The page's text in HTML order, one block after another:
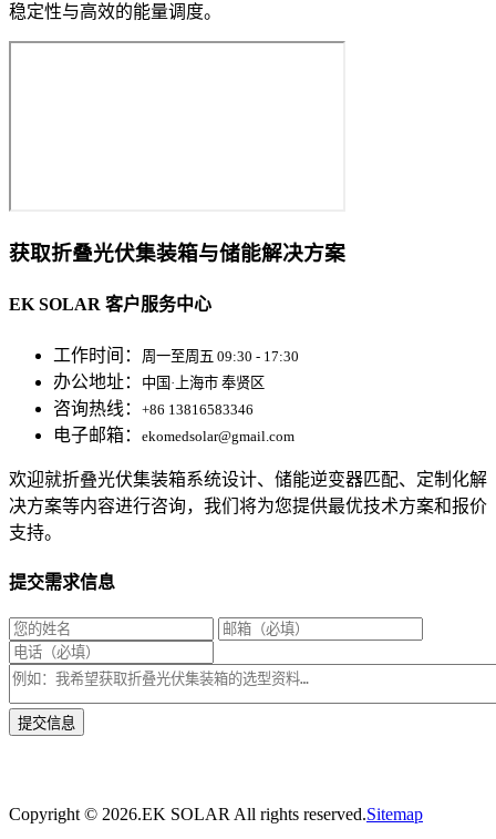
稳定性与高效的能量调度。
获取折叠光伏集装箱与储能解决方案
EK SOLAR 客户服务中心
工作时间： 周一至周五 09:30 - 17:30
办公地址： 中国·上海市 奉贤区
咨询热线： +86 13816583346
电子邮箱： ekomedsolar@gmail.com
欢迎就折叠光伏集装箱系统设计、储能逆变器匹配、定制化解
决方案等内容进行咨询，我们将为您提供最优技术方案和报价
支持。
提交需求信息
Copyright © 2026.EK SOLAR All rights reserved.Sitemap